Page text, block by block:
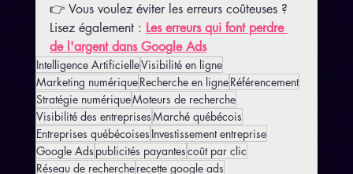
👉 Vous voulez éviter les erreurs coûteuses ?
Lisez également : Les erreurs qui font perdre
de l'argent dans Google Ads
Intelligence ArtificielleVisibilité en ligne
Marketing numériqueRecherche en ligneRéférencement
Stratégie numériqueMoteurs de recherche
Visibilité des entreprisesMarché québécois
Entreprises québécoises Investissement entreprise
Google Ads publicités payantescoût par clic
Réseau de rechercherecette google ads